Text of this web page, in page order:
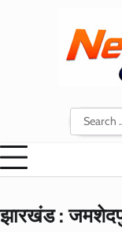
Search
for:
झारखंड :